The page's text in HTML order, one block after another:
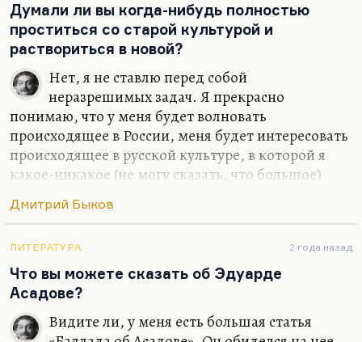
Что нет, то нет.
Земную предал неоднократно,
И…
Думали ли вы когда-нибудь полностью
проститься со старой культурой и
раствориться в новой?
Нет, я не ставлю перед собой
неразрешимых задач. Я прекрасно
понимаю, что у меня будет волновать
происходящее в России, меня будет интересовать
происходящее в русской культуре, в которой я
какое-никакое (не могу сказать, что большое)
безусловно. Сужу я об этом прежде всего по
студентов, славистов. Так что нет, я не думал
бросить то, что я там прожил и то, что я там
видел и сделал. Иной вопрос, что писать по-
английски я, конечно, буду. От этого никуда не
денешься. Писание на английском делает речь
Дмитрий Быков
ЛИТЕРАТУРА 2 года назад
Что вы можете сказать об Эдуарде
Асадове?
Видите ли, у меня есть большая статья